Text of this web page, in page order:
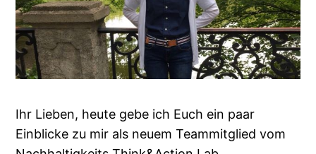
Ihr Lieben, heute gebe ich Euch ein paar
Einblicke zu mir als neuem Teammitglied vom